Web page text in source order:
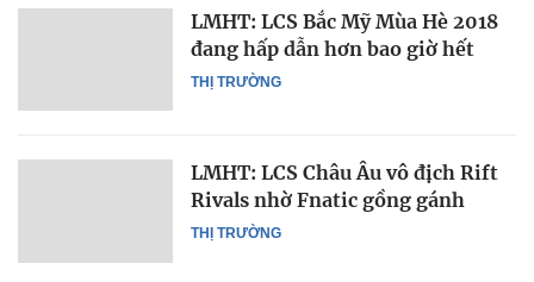
THỊ TRƯỜNG
LMHT: LCS Bắc Mỹ Mùa Hè 2018
đang hấp dẫn hơn bao giờ hết
THỊ TRƯỜNG
LMHT: LCS Châu Âu vô địch Rift
Rivals nhờ Fnatic gồng gánh